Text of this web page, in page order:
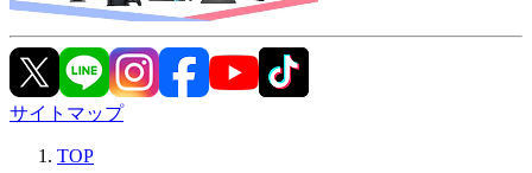
サイトマップ
TOP